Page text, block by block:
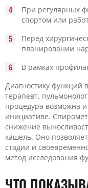
При регулярных
спортом или
Перед
планировании
В рамках
Диагностику функций
терапевт,
процедура возможна
инициативе.
снижение
кашель. Оно
стадии и
метод исследования